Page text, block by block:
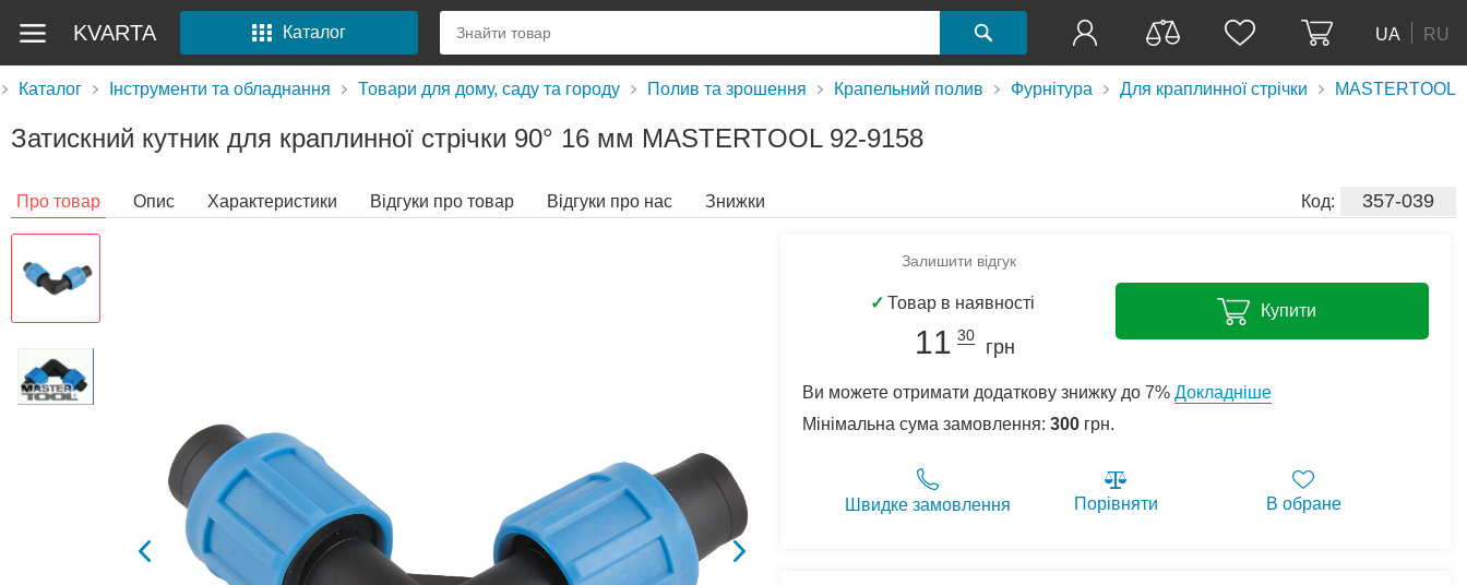
UA RU
KVARTA Каталог
Каталог Інструменти та обладнання Товари для дому, саду та городу Полив та зрошення Крапельний полив Фурнітура Для краплинної стрічки MASTERTOOL
Затискний кутник для краплинної стрічки 90° 16 мм MASTERTOOL 92-9158
Код: 357-039
Про товар Опис Характеристики Відгуки про товар Відгуки про нас Знижки
Залишити відгук
✓ Товар в наявності
11 30
грн
Купити
Ви можете отримати додаткову знижку до 7% Докладніше
Мінімальна сума замовлення: 300 грн.
Швидке замовлення Порівняти В обране